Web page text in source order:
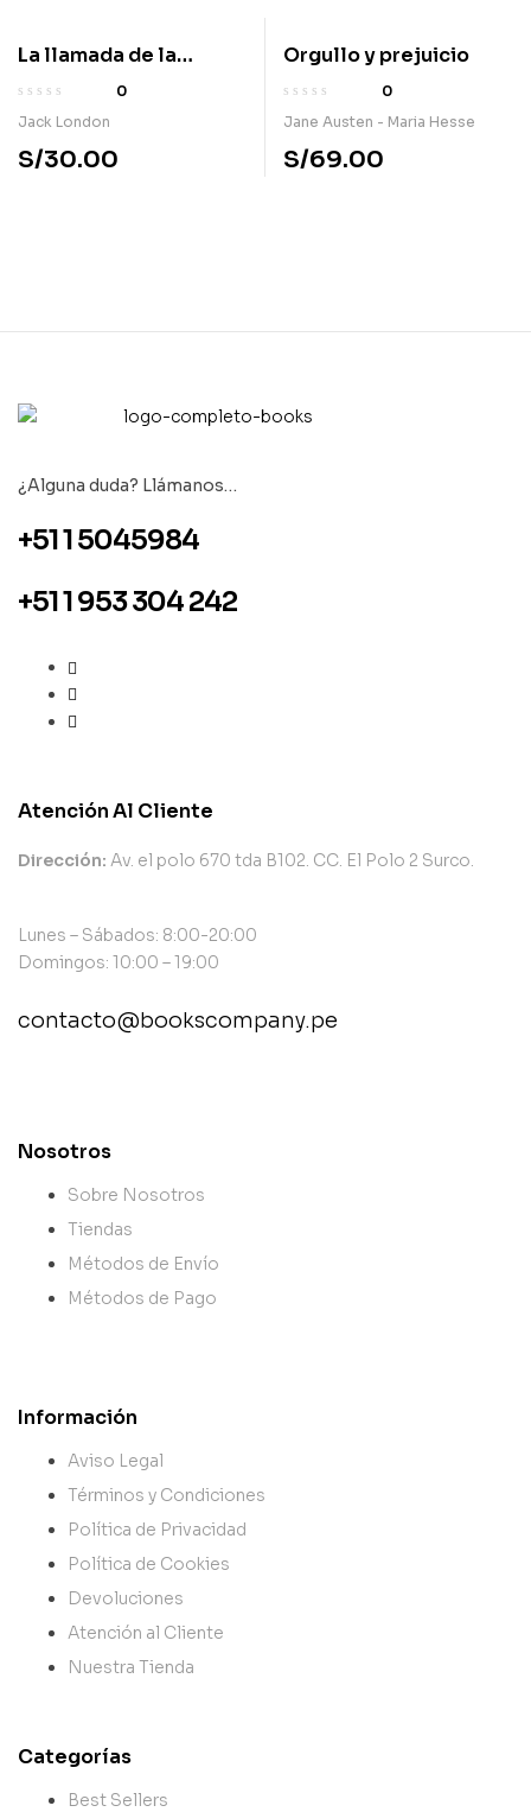
La llamada de la
naturaleza
0
Jack London
S/30.00
Orgullo y prejuicio
0
Jane Austen - Maria Hesse
S/69.00
¿Alguna duda? Llámanos…
+51 1 5045984
+51 1 953 304 242
Atención Al Cliente
Dirección: Av. el polo 670 tda B102. CC. El Polo 2 Surco.
Lunes – Sábados: 8:00-20:00
Domingos: 10:00 – 19:00
contacto@bookscompany.pe
Nosotros
Sobre Nosotros
Tiendas
Métodos de Envío
Métodos de Pago
Información
Aviso Legal
Términos y Condiciones
Política de Privacidad
Política de Cookies
Devoluciones
Atención al Cliente
Nuestra Tienda
Categorías
Best Sellers